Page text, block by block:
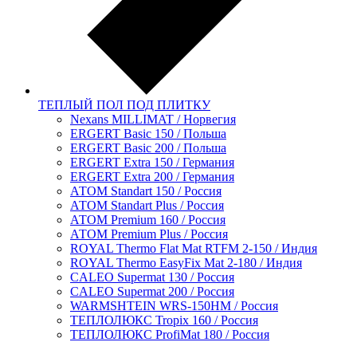
ТЕПЛЫЙ ПОЛ ПОД ПЛИТКУ
Nexans MILLIMAT / Норвегия
ERGERT Basic 150 / Польша
ERGERT Basic 200 / Польша
ERGERT Extra 150 / Германия
ERGERT Extra 200 / Германия
АТОМ Standart 150 / Россия
АТОМ Standart Plus / Россия
АТОМ Premium 160 / Россия
АТОМ Premium Plus / Россия
ROYAL Thermo Flat Mat RTFM 2-150 / Индия
ROYAL Thermo EasyFix Mat 2-180 / Индия
CALEO Supermat 130 / Россия
CALEO Supermat 200 / Россия
WARMSHTEIN WRS-150HM / Россия
ТЕПЛОЛЮКС Tropix 160 / Россия
ТЕПЛОЛЮКС ProfiMat 180 / Россия